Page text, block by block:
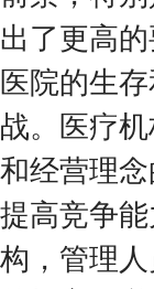
出了更高
医院的生
战。医疗
和经营理
提高竞争
构，管理